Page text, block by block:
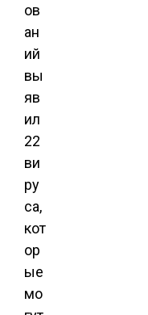
ов
ан
ий
вы
яв
ил
22
ви
ру
са,
кот
ор
ые
мо